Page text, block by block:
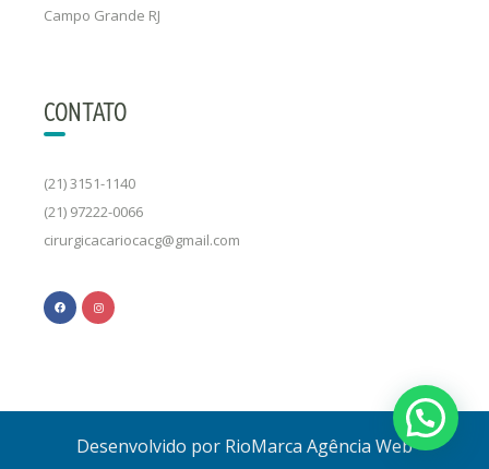
Campo Grande RJ
CONTATO
(21) 3151-1140
(21) 97222-0066
cirurgicacariocacg@gmail.com
Desenvolvido por RioMarca Agência Web